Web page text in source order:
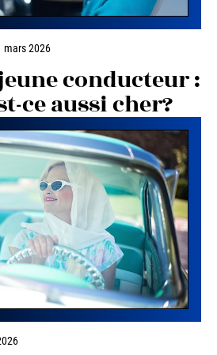
mars 2026
conducteur :
ce aussi cher?